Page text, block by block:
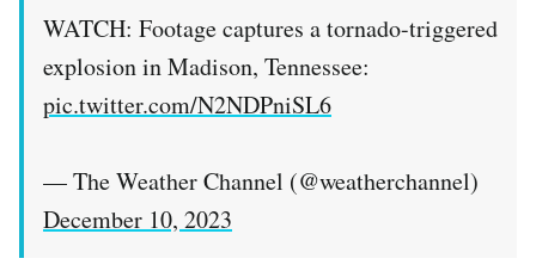
WATCH: Footage captures a tornado-triggered
explosion in Madison, Tennessee:
pic.twitter.com/N2NDPniSL6
— The Weather Channel (@weatherchannel)
December 10, 2023